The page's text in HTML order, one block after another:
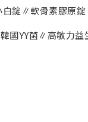
白錠∥軟骨素膠原錠
韓國YY菌∥高敏力益